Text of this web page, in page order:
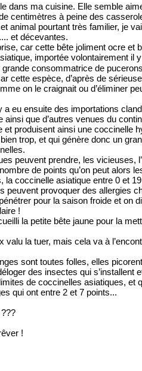
dans ma cuisine. Elle semble
centimètres à peine des
animal pourtant très familier, je
et décevantes.
car cette bête joliment ocre et
importée volontairement il
consommatrice de
cette espèce, d’après de
on le craignait ou d’éliminer
eu ensuite des importations
que d’autres venues du
et produisent ainsi une coccinelle
trop, et qui génère donc un
peuvent prendre, les vicieuses,
de points qu’on peut alors
la coccinelle asiatique entre 0 et
peuvent provoquer des allergies
pour la saison froide et on
!
la petite bête jaune pour la
valu la tuer, mais cela va à
sont toutes folles, elles
des insectes qui s’installent
de coccinelles asiatiques, et
qui ont entre 2 et 7 points...
!